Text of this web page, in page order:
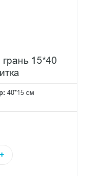
15*40
40*15 см
+